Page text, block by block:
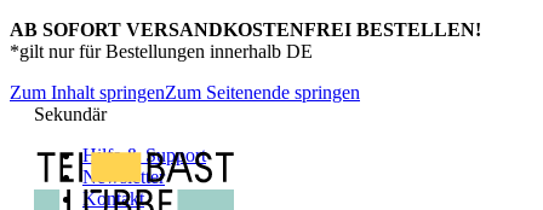
AB SOFORT VERSANDKOSTENFREI BESTELLEN!
*gilt nur für Bestellungen innerhalb DE
Zum Inhalt springenZum Seitenende springen
Sekundär
Hilfe & Support
Newsletter
Kontakt